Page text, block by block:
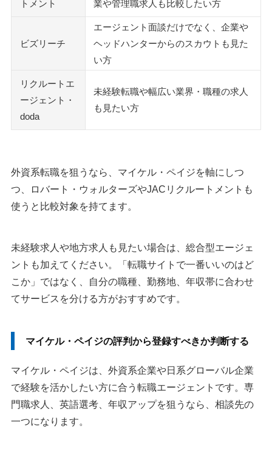
トメント
業や管理職求人も比較したい方
ビズリーチ
エージェント面談だけでなく、企業や
ヘッドハンターからのスカウトも見た
い方
リクルートエ
ージェント・
doda
未経験転職や幅広い業界・職種の求人
も見たい方
外資系転職を狙うなら、マイケル・ペイジを軸にしつ
つ、ロバート・ウォルターズやJACリクルートメントも
使うと比較対象を持てます。
未経験求人や地方求人も見たい場合は、総合型エージェ
ントも加えてください。「転職サイトで一番いいのはど
こか」ではなく、自分の職種、勤務地、年収帯に合わせ
てサービスを分ける方がおすすめです。
マイケル・ペイジの評判から登録すべきか判断する
マイケル・ペイジは、外資系企業や日系グローバル企業
で経験を活かしたい方に合う転職エージェントです。専
門職求人、英語選考、年収アップを狙うなら、相談先の
一つになります。